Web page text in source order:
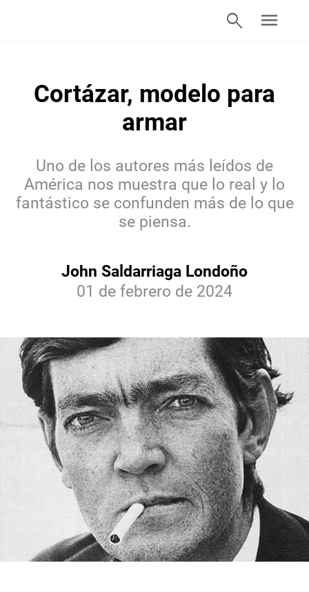
search menu
Cortázar, modelo para
armar
Uno de los autores más leídos de
América nos muestra que lo real y lo
fantástico se confunden más de lo que
se piensa.
John Saldarriaga Londoño
01 de febrero de 2024